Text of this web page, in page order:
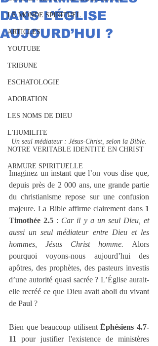
LE MONDE SPIRITUEL
ARTICLES
YOUTUBE
TRIBUNE
ESCHATOLOGIE
ADORATION
LES NOMS DE DIEU
L'HUMILITE
NOTRE VERITABLE IDENTITE EN CHRIST
ARMURE SPIRITUELLE
DANS L’ÉGLISE
AUJOURD’HUI ?
Un seul médiateur : Jésus-Christ, selon la Bible.
Imaginez un instant que l’on vous dise que,
depuis près de 2 000 ans, une grande partie
du christianisme repose sur une confusion
majeure. La Bible affirme clairement dans 1
Timothée 2.5 : Car il y a un seul Dieu, et
aussi un seul médiateur entre Dieu et les
hommes, Jésus Christ homme. Alors
pourquoi voyons-nous aujourd’hui des
apôtres, des prophètes, des pasteurs investis
d’une autorité quasi sacrée ? L’Église aurait-
elle recréé ce que Dieu avait aboli du vivant
de Paul ?
Bien que beaucoup utilisent Éphésiens 4.7-
11
pour justifier l'existence de ministères